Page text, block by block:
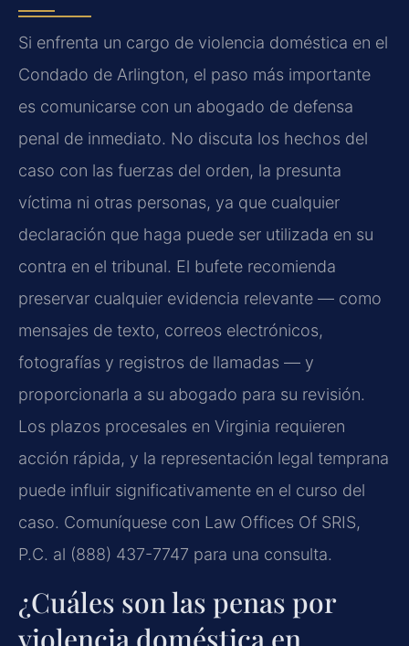
Si enfrenta un cargo de violencia doméstica en el
Condado de Arlington, el paso más importante
es comunicarse con un abogado de defensa
penal de inmediato. No discuta los hechos del
caso con las fuerzas del orden, la presunta
víctima ni otras personas, ya que cualquier
declaración que haga puede ser utilizada en su
contra en el tribunal. El bufete recomienda
preservar cualquier evidencia relevante — como
mensajes de texto, correos electrónicos,
fotografías y registros de llamadas — y
proporcionarla a su abogado para su revisión.
Los plazos procesales en Virginia requieren
acción rápida, y la representación legal temprana
puede influir significativamente en el curso del
caso. Comuníquese con Law Offices Of SRIS,
P.C. al (888) 437-7747 para una consulta.
¿Cuáles son las penas por
violencia doméstica en